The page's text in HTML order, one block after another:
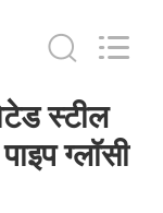
स्टील
ग्लॉसी